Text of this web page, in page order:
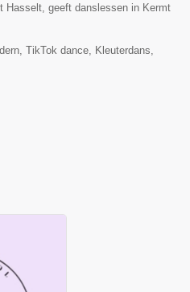
Hasselt, geeft danslessen in Kermt
TikTok dance, Kleuterdans,